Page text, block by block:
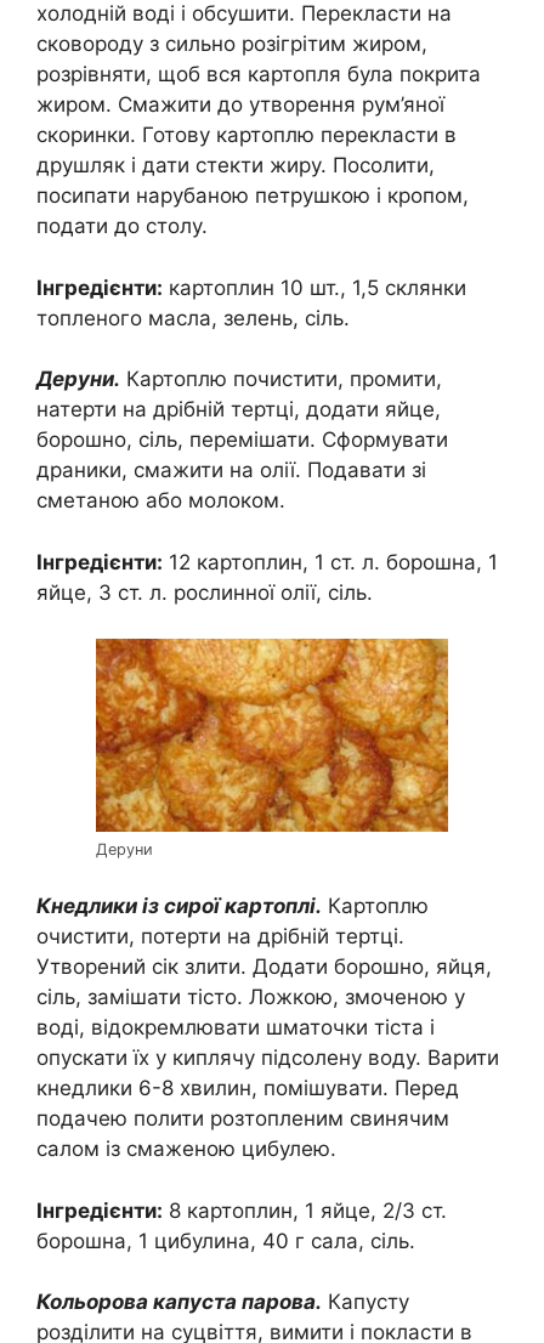
холодній воді і обсушити. Перекласти на
сковороду з сильно розігрітим жиром,
розрівняти, щоб вся картопля була покрита
жиром. Смажити до утворення рум’яної
скоринки. Готову картоплю перекласти в
друшляк і дати стекти жиру. Посолити,
посипати нарубаною петрушкою і кропом,
подати до столу.
Інгредієнти: картоплин 10 шт., 1,5 склянки
топленого масла, зелень, сіль.
Деруни. Картоплю почистити, промити,
натерти на дрібній тертці, додати яйце,
борошно, сіль, перемішати. Сформувати
драники, смажити на олії. Подавати зі
сметаною або молоком.
Інгредієнти: 12 картоплин, 1 ст. л. борошна, 1
яйце, 3 ст. л. рослинної олії, сіль.
Деруни
Кнедлики із сирої картоплі. Картоплю
очистити, потерти на дрібній тертці.
Утворений сік злити. Додати борошно, яйця,
сіль, замішати тісто. Ложкою, змоченою у
воді, відокремлювати шматочки тіста і
опускати їх у киплячу підсолену воду. Варити
кнедлики 6-8 хвилин, помішувати. Перед
подачею полити розтопленим свинячим
салом із смаженою цибулею.
Інгредієнти: 8 картоплин, 1 яйце, 2/3 ст.
борошна, 1 цибулина, 40 г сала, сіль.
Кольорова капуста парова. Капусту
розділити на суцвіття, вимити і покласти в